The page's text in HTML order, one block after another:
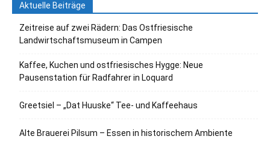
Aktuelle Beiträge
Zeitreise auf zwei Rädern: Das Ostfriesische
Landwirtschaftsmuseum in Campen
Kaffee, Kuchen und ostfriesisches Hygge: Neue
Pausenstation für Radfahrer in Loquard
Greetsiel – „Dat Huuske“ Tee- und Kaffeehaus
Alte Brauerei Pilsum – Essen in historischem Ambiente